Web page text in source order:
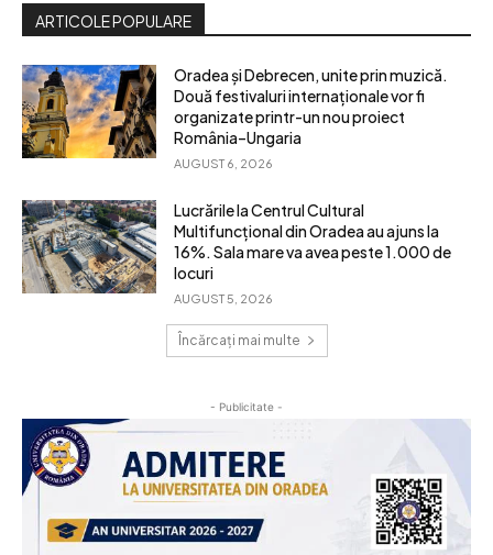
ARTICOLE POPULARE
Oradea și Debrecen, unite prin muzică.
Două festivaluri internaționale vor fi
organizate printr-un nou proiect
România–Ungaria
AUGUST 6, 2026
Lucrările la Centrul Cultural
Multifuncțional din Oradea au ajuns la
16%. Sala mare va avea peste 1.000 de
locuri
AUGUST 5, 2026
Încărcați mai multe
- Publicitate -